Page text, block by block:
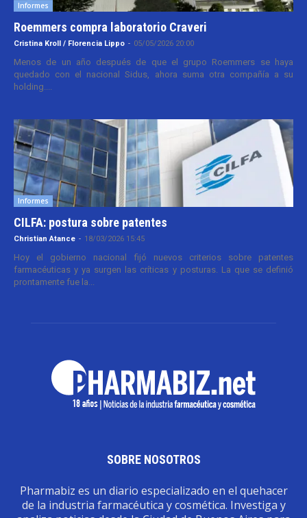
Informes
Roemmers compra laboratorio Craveri
Cristina Kroll / Florencia Lippo - 05/05/2026 20:00
Menos de un año después de que el grupo Roemmers se haya
quedado con el nacional Sidus, ahora suma otra compañía a su
holding....
Informes
CILFA: postura sobre patentes
Christian Atance - 18/03/2026 15:45
Hoy el gobierno nacional fijó nuevos criterios sobre patentes
farmacéuticas y ya surgen las críticas y posturas. La que se definió
prontamente fue la...
SOBRE NOSOTROS
Pharmabiz es un diario especializado en el quehacer
de la industria farmacéutica y cosmética. Investiga y